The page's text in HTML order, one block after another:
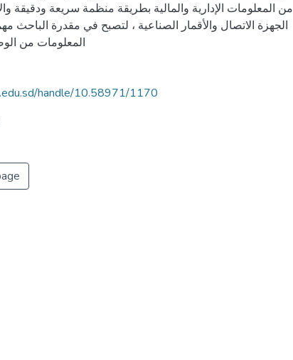
من المعلومات الإدارية والمالية بطريقة منظمة سريعة ودقيقة
الجهزة الاتصال والأقمار الصناعية ، لتصبح في مقدرة الباحث
المعلومات من
handle/10.58971/1170